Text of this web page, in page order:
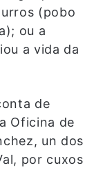
(pobo
ou a
a vida da
de
Oficina de
un dos
por cuxos